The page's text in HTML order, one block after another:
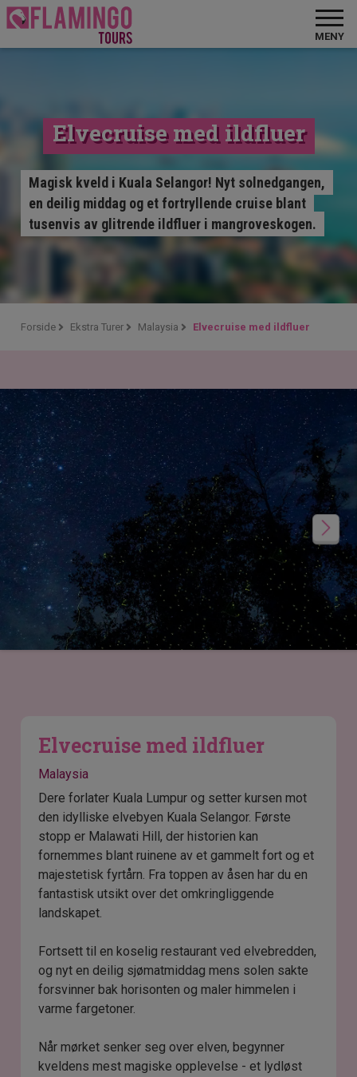
MENY
Elvecruise med ildfluer
Magisk kveld i Kuala Selangor! Nyt solnedgangen,
en deilig middag og et fortryllende cruise blant
tusenvis av glitrende ildfluer i mangroveskogen.
Forside Ekstra Turer Malaysia Elvecruise med ildfluer
Elvecruise med ildfluer
Malaysia
Dere forlater Kuala Lumpur og setter kursen mot
den idylliske elvebyen Kuala Selangor. Første
stopp er Malawati Hill, der historien kan
fornemmes blant ruinene av et gammelt fort og et
majestetisk fyrtårn. Fra toppen av åsen har du en
fantastisk utsikt over det omkringliggende
landskapet.
Fortsett til en koselig restaurant ved elvebredden,
og nyt en deilig sjømatmiddag mens solen sakte
forsvinner bak horisonten og maler himmelen i
varme fargetoner.
Når mørket senker seg over elven, begynner
kveldens mest magiske opplevelse - et lydløst